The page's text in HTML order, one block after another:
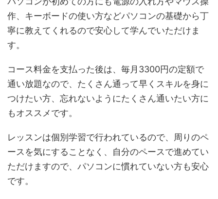
作、キーボードの使い方などパソコンの基礎から丁
寧に教えてくれるので安心して学んでいただけま
す。
コース料金を支払った後は、毎月3300円の定額で
通い放題なので、たくさん通って早くスキルを身に
つけたい方、忘れないようにたくさん通いたい方に
もオススメです。
レッスンは個別学習で行われているので、周りのペ
ースを気にすることなく、自分のペースで進めてい
ただけますので、パソコンに慣れていない方も安心
です。